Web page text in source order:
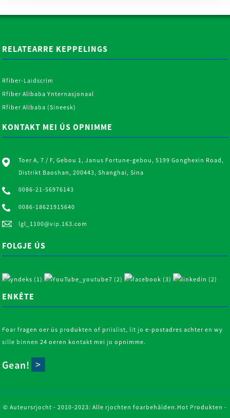
RELATEARRE KEPPELINGS
Rfiber-Laidscrim
Rfiber Alibaba Ynternasjonaal
Rfiber Alibaba (Sineesk)
KONTAKT MEI ÚS OPNIMME
Toer A, 7 / F, Gebou 1, Janus Fortune-gebou, 5199 Gonghexin Road,
Distrikt Baoshan, 200443, Shanghai, Sina
0086-21-56976143
0086-18621915640
lgl_1100@vip.163.com
FOLGJE ÚS
ENKÊTE
Foar fragen oer ús produkten of priislist, lit jo e-postadres achter en wy
sille binnen 24 oeren kontakt mei jo opnimme.
Gean!
© Auteursrjocht - 2010-2023: Alle rjochten foarbehâlden. Hot Produkten -